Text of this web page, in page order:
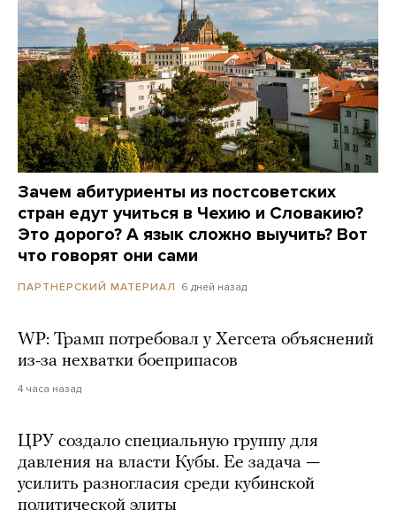
Зачем абитуриенты из постсоветских
стран едут учиться в Чехию и Словакию?
Это дорого? А язык сложно выучить? Вот
что говорят они сами
ПАРТНЕРСКИЙ МАТЕРИАЛ 6 дней назад
WP: Трамп потребовал у Хегсета объяснений
из-за нехватки боеприпасов
4 часа назад
ЦРУ создало специальную группу для
давления на власти Кубы. Ее задача —
усилить разногласия среди кубинской
политической элиты